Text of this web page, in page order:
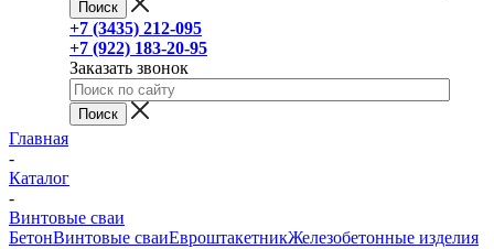
+7 (3435) 212-095
+7 (922) 183-20-95
Заказать звонок
Главная
-
Каталог
-
Винтовые сваи
БетонВинтовые сваиЕвроштакетникЖелезобетонные изделия